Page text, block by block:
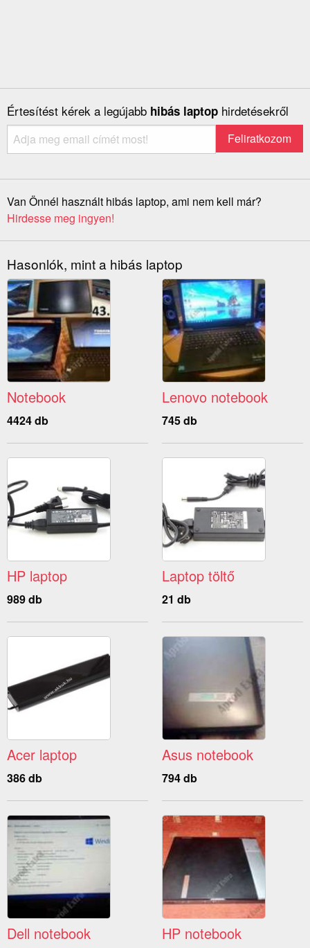
Értesítést kérek a legújabb hibás laptop hirdetésekről
Van Önnél használt hibás laptop, ami nem kell már?
Hirdesse meg ingyen!
Hasonlók, mint a hibás laptop
Notebook
4424 db
Lenovo notebook
745 db
HP laptop
989 db
Laptop töltő
21 db
Acer laptop
386 db
Asus notebook
794 db
Dell notebook HP notebook